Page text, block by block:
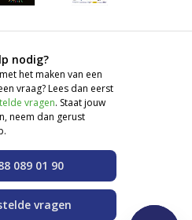
nodig?
het maken van een
vraag? Lees dan eerst
vragen. Staat jouw
neem dan gerust
089 01 90
vragen